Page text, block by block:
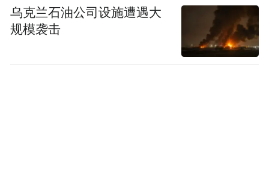
乌克兰石油公司设施遭遇大
规模袭击